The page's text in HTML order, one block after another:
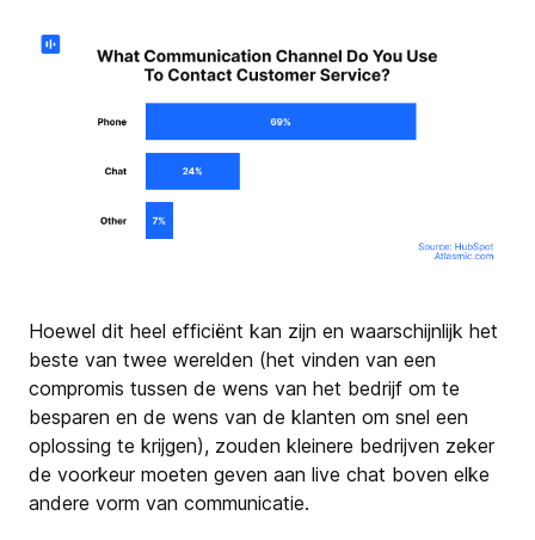
Hoewel dit heel efficiënt kan zijn en waarschijnlijk het
beste van twee werelden (het vinden van een
compromis tussen de wens van het bedrijf om te
besparen en de wens van de klanten om snel een
oplossing te krijgen), zouden kleinere bedrijven zeker
de voorkeur moeten geven aan live chat boven elke
andere vorm van communicatie.